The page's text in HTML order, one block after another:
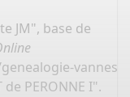
JM", base de
PERONNE I".